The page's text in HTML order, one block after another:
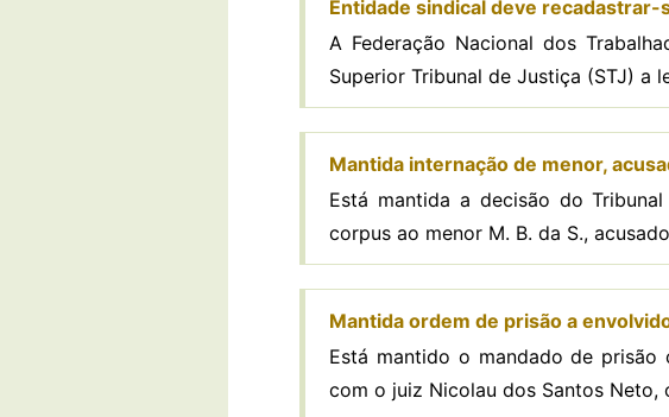
Entidade sindical deve
A Federação Nacional dos
Superior Tribunal de Justiça (STJ) a
Mantida internação de menor,
Está mantida a decisão do
corpus ao menor M. B. da S.,
Mantida ordem de prisão a
Está mantido o mandado de prisão
com o juiz Nicolau dos Santos Neto,